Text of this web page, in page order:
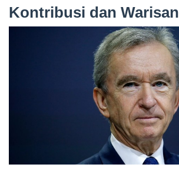
Kontribusi dan Warisan